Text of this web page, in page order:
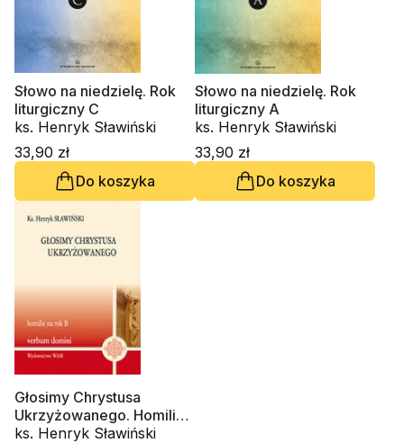
Słowo na niedzielę. Rok
liturgiczny C
ks. Henryk Sławiński
33,90 zł
Do koszyka
Słowo na niedzielę. Rok
liturgiczny A
ks. Henryk Sławiński
33,90 zł
Do koszyka
Głosimy Chrystusa
Ukrzyżowanego. Homilie
na rok B
ks. Henryk Sławiński